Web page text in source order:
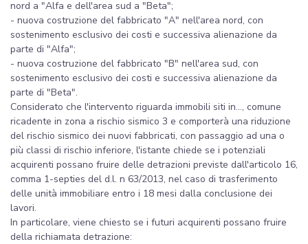
nord a "Alfa e dell'area sud a "Beta";
- nuova costruzione del fabbricato "A" nell'area nord, con
sostenimento esclusivo dei costi e successiva alienazione da
parte di "Alfa";
- nuova costruzione del fabbricato "B" nell'area sud, con
sostenimento esclusivo dei costi e successiva alienazione da
parte di "Beta".
Considerato che l'intervento riguarda immobili siti in..., comune
ricadente in zona a rischio sismico 3 e comporterà una riduzione
del rischio sismico dei nuovi fabbricati, con passaggio ad una o
più classi di rischio inferiore, l'istante chiede se i potenziali
acquirenti possano fruire delle detrazioni previste dall'articolo 16,
comma 1-septies del d.l. n 63/2013, nel caso di trasferimento
delle unità immobiliare entro i 18 mesi dalla conclusione dei
lavori.
In particolare, viene chiesto se i futuri acquirenti possano fruire
della richiamata detrazione: